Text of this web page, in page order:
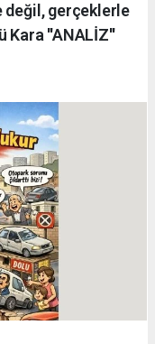
değil, gerçeklerle
Kara ''ANALİZ''